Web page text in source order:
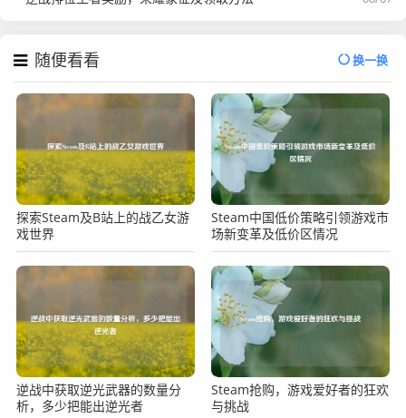
随便看看 换一换
探索Steam及B站上的战乙女游
戏世界
Steam中国低价策略引领游戏市
场新变革及低价区情况
逆战中获取逆光武器的数量分
析，多少把能出逆光者
Steam抢购，游戏爱好者的狂欢
与挑战